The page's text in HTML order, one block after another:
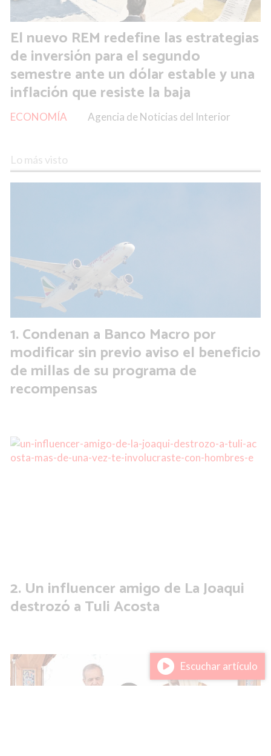
El nuevo REM redefine las estrategias
de inversión para el segundo
semestre ante un dólar estable y una
inflación que resiste la baja
Agencia de Noticias del Interior
ECONOMÍA
Lo más visto
Condenan a Banco Macro por
modificar sin previo aviso el beneficio
de millas de su programa de
recompensas
Un influencer amigo de La Joaqui
destrozó a Tuli Acosta
Escuchar artículo